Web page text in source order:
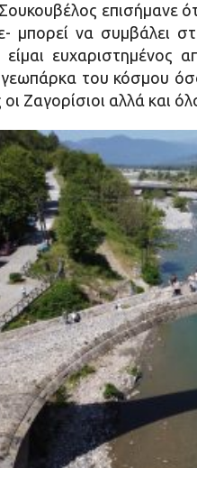
επισήμανε
μπορεί να συμβάλει
του κόσμου
οι Ζαγορίσιοι αλλά